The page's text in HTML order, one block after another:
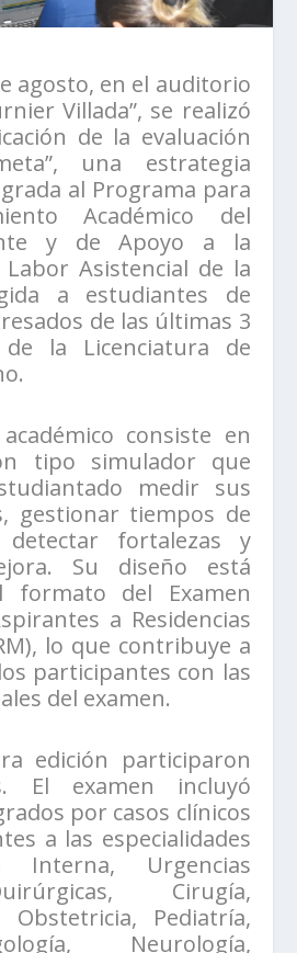
agosto, en el auditorio
Villada”, se realizó
de la evaluación
una estrategia
al Programa para
Académico del
y de Apoyo a la
Asistencial de la
a estudiantes de
de las últimas 3
de la Licenciatura de
consiste en
tipo simulador que
medir sus
gestionar tiempos de
fortalezas y
Su diseño está
formato del Examen
a Residencias
lo que contribuye a
participantes con las
del examen.
edición participaron
El examen incluyó
por casos clínicos
a las especialidades
Interna, Urgencias
Cirugía,
Obstetricia, Pediatría,
Neurología,